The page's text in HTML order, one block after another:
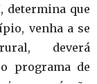
determina que
venha a se
deverá
programa de